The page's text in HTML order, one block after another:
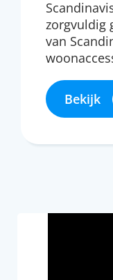
zorgvuldig
van
Bekijk